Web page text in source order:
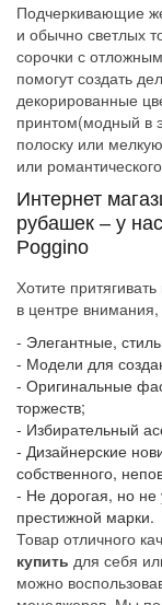
Подчеркивающие
и обычно светлых
сорочки с
помогут создать
декорированные
принтом(модный в
полоску или
или
Интернет
рубашек – у
Poggino
Хотите
в центре внимания,
- Элегантные,
- Модели для
- Оригинальные
торжеств;
- Избирательный
- Дизайнерские
собственного,
- Не дорогая, но
престижной марки.
Товар отличного
купить для себя
можно